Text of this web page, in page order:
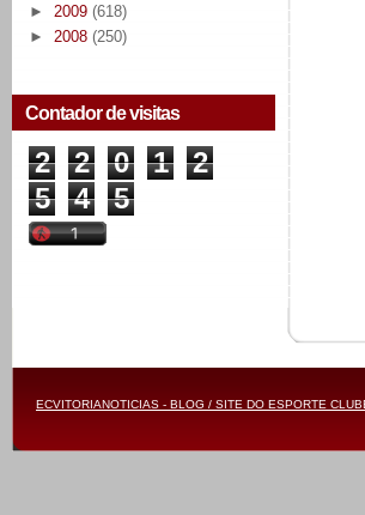
► 2009 (618)
► 2008 (250)
Contador de visitas
2 2 0 1
2
5
4 5
ECVITORIANOTICIAS - BLOG / SITE DO ESPORTE